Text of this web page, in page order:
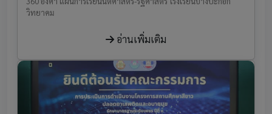
วิทยาคม
อ่านเพิ่มเติม